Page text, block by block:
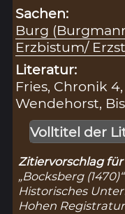
Sachen:
Burg
Erzbistum/
Literatur:
Fries, Chronik 4,
Wendehorst,
Volltitel der
Zitiervorschlag
„Bocksberg
Historisches
Hohen